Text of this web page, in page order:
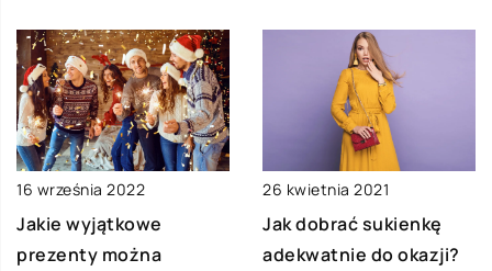
16 września 2022
Jakie wyjątkowe
prezenty można
26 kwietnia 2021
Jak dobrać sukienkę
adekwatnie do okazji?